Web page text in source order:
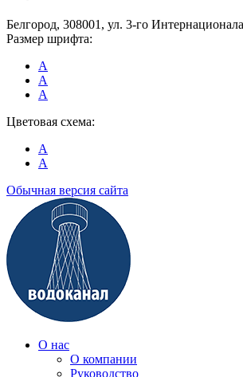
Белгород, 308001, ул. 3-го
Размер шрифта:
A
A
A
Цветовая схема:
A
A
Обычная версия сайта
О нас
О компании
Руководство